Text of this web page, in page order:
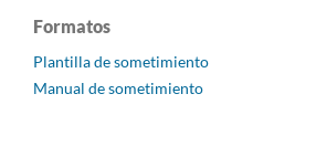
Formatos
Plantilla de sometimiento
Manual de sometimiento